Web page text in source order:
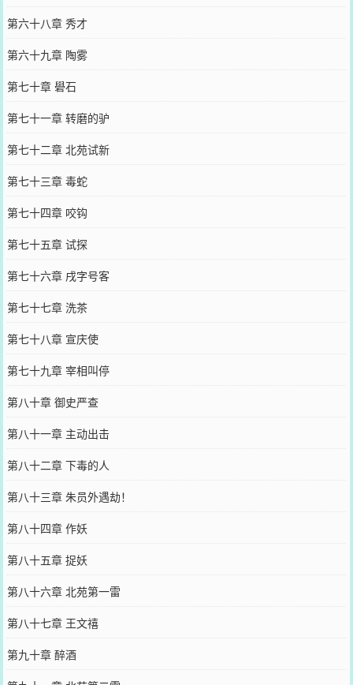
第六十八章 秀才
第六十九章 陶雾
第七十章 礐石
第七十一章 转磨的驴
第七十二章 北苑试新
第七十三章 毒蛇
第七十四章 咬钩
第七十五章 试探
第七十六章 戌字号客
第七十七章 洗茶
第七十八章 宣庆使
第七十九章 宰相叫停
第八十章 御史严查
第八十一章 主动出击
第八十二章 下毒的人
第八十三章 朱员外遇劫！
第八十四章 作妖
第八十五章 捉妖
第八十六章 北苑第一雷
第八十七章 王文禧
第九十章 醉酒